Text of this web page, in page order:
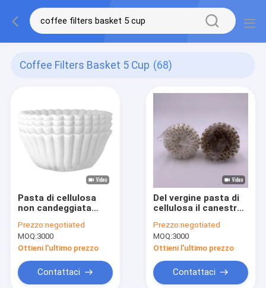
Coffee Filters Basket 5 Cup (68)
Pasta di cellulosa
non candeggiata
canestro di 5 della
tazza filtri da caffè
Prezzo:negotiated
MOQ:3000
Ottieni l'ultimo prezzo
Contattaci
Del vergine pasta di
cellulosa il canestro
filtri da caffè per 1 -
12 tazze
Prezzo:negotiated
MOQ:3000
Ottieni l'ultimo prezzo
Contattaci